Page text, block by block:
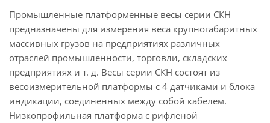
Промышленные платформенные весы серии СКН
предназначены для измерения веса крупногабаритных
массивных грузов на предприятиях различных
отраслей промышленности, торговли, складских
предприятиях и т. д. Весы серии СКН состоят из
весоизмерительной платформы с 4 датчиками и блока
индикации, соединенных между собой кабелем.
Низкопрофильная платформа с рифленой